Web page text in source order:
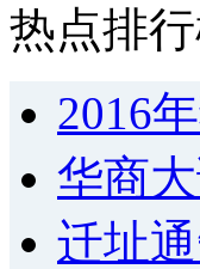
热点排
2016
华商
迁址